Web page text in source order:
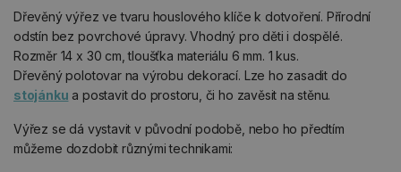
Dřevěný výřez ve tvaru houslového klíče k dotvoření. Přírodní
odstín bez povrchové úpravy. Vhodný pro děti i dospělé.
Rozměr 14 x 30 cm, tloušťka materiálu 6 mm. 1 kus.
Dřevěný polotovar na výrobu dekorací. Lze ho zasadit do
stojánku a postavit do prostoru, či ho zavěsit na stěnu.
Výřez se dá vystavit v původní podobě, nebo ho předtím
můžeme dozdobit různými technikami: